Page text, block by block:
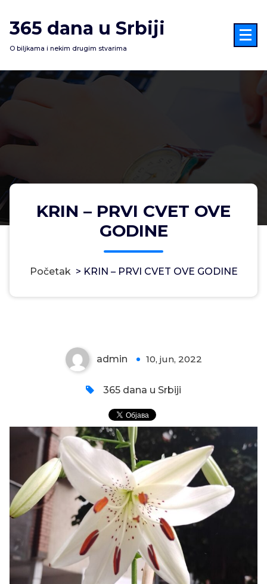
na
sadržaj
365 dana u Srbiji
O biljkama i nekim drugim stvarima
KRIN – PRVI CVET OVE
GODINE
Početak> KRIN – PRVI CVET OVE GODINE
admin 10, jun, 2022
365 dana u Srbiji